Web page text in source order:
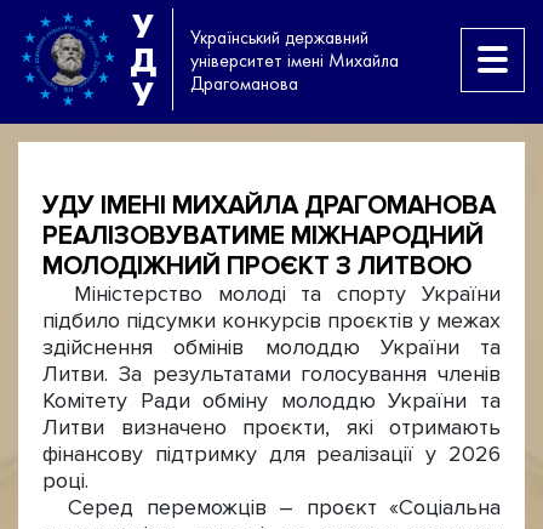
У
Д
У
Український державний
університет імені Михайла
Драгоманова
УДУ ІМЕНІ МИХАЙЛА ДРАГОМАНОВА
РЕАЛІЗОВУВАТИМЕ МІЖНАРОДНИЙ
МОЛОДІЖНИЙ ПРОЄКТ З ЛИТВОЮ
Міністерство молоді та спорту України
підбило підсумки конкурсів проєктів у межах
здійснення обмінів молоддю України та
Литви. За результатами голосування членів
Комітету Ради обміну молоддю України та
Литви визначено проєкти, які отримають
фінансову підтримку для реалізації у 2026
році.
Серед переможців – проєкт «Соціальна